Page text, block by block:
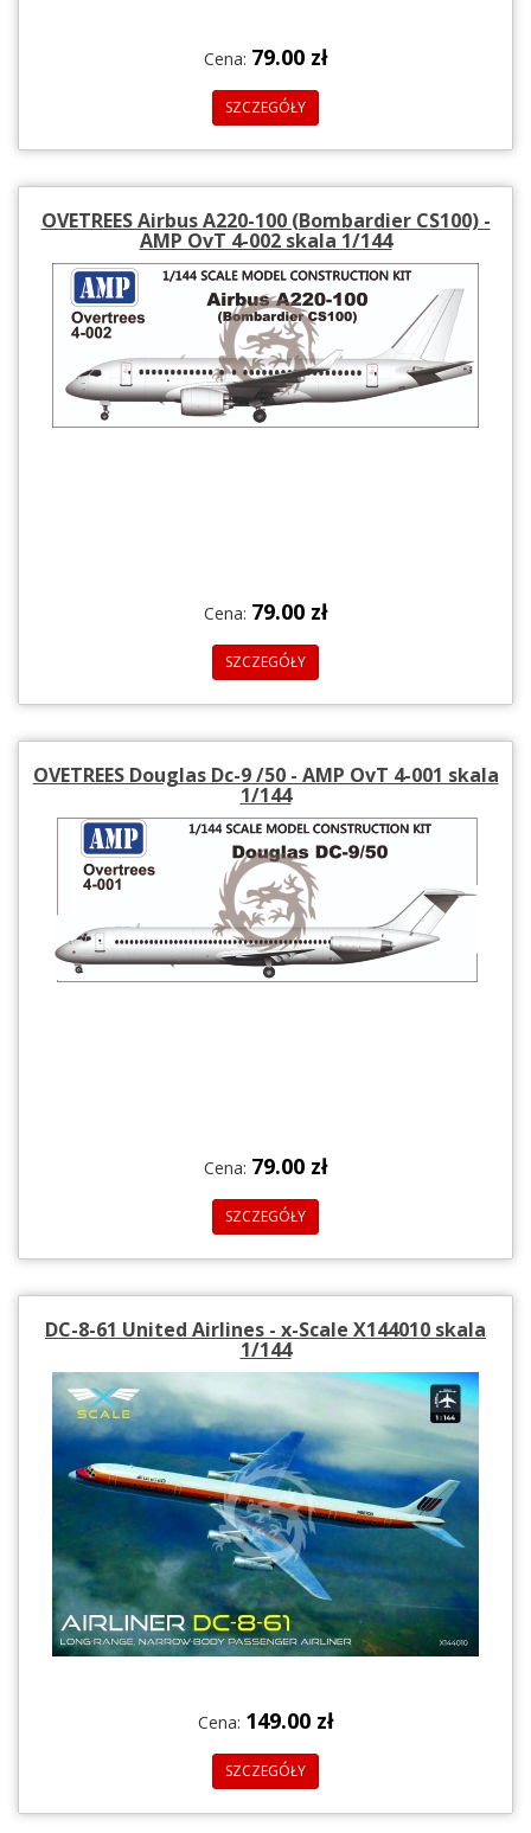
Cena: 79.00 zł
SZCZEGÓŁY
OVETREES Airbus A220-100 (Bombardier CS100) -
AMP OvT 4-002 skala 1/144
Cena: 79.00 zł
SZCZEGÓŁY
OVETREES Douglas Dc-9 /50 - AMP OvT 4-001 skala
1/144
Cena: 79.00 zł
SZCZEGÓŁY
DC-8-61 United Airlines - x-Scale X144010 skala
1/144
Cena: 149.00 zł
SZCZEGÓŁY